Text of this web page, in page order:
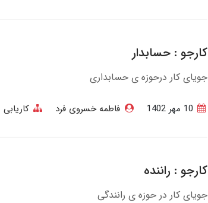
کارجو : حسابدار
جویای کار درحوزه ی حسابداری
فاطمه خسروی فرد کاریابی
کارجو : راننده
جویای کار در حوزه ی رانندگی